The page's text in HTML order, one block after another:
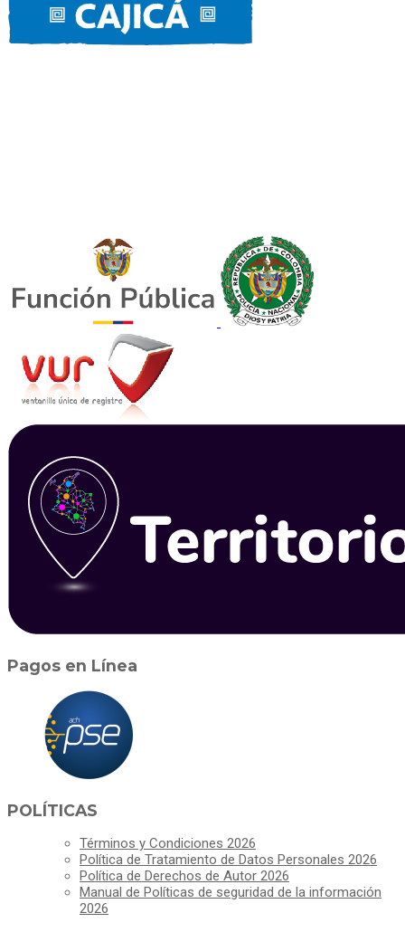
Pagos en Línea
POLÍTICAS
Términos y Condiciones 2026
Política de Tratamiento de Datos Personales 2026
Política de Derechos de Autor 2026
Manual de Políticas de seguridad de la información
2026